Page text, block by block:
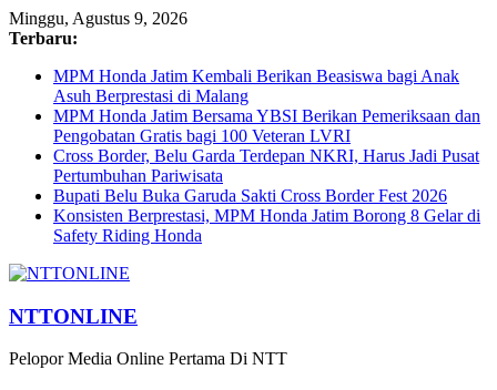
Minggu, Agustus 9, 2026
Terbaru:
MPM Honda Jatim Kembali Berikan Beasiswa bagi Anak
Asuh Berprestasi di Malang
MPM Honda Jatim Bersama YBSI Berikan Pemeriksaan dan
Pengobatan Gratis bagi 100 Veteran LVRI
Cross Border, Belu Garda Terdepan NKRI, Harus Jadi Pusat
Pertumbuhan Pariwisata
Bupati Belu Buka Garuda Sakti Cross Border Fest 2026
Konsisten Berprestasi, MPM Honda Jatim Borong 8 Gelar di
Safety Riding Honda
NTTONLINE
Pelopor Media Online Pertama Di NTT